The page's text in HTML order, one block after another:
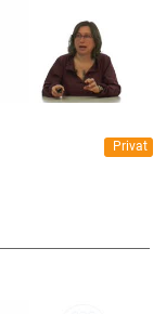
Privat